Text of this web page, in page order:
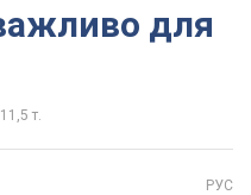
для
11,5 т.
РУС